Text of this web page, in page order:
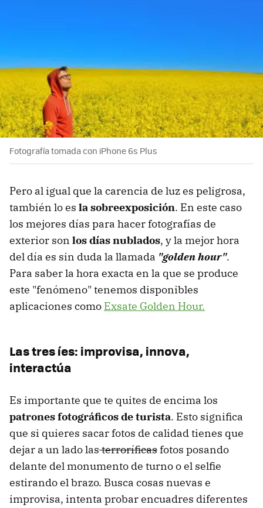
Fotografía tomada con iPhone 6s Plus
Pero al igual que la carencia de luz es peligrosa,
también lo es la sobreexposición. En este caso
los mejores días para hacer fotografías de
exterior son los días nublados, y la mejor hora
del día es sin duda la llamada "golden hour".
Para saber la hora exacta en la que se produce
este "fenómeno" tenemos disponibles
aplicaciones como Exsate Golden Hour.
Las tres íes: improvisa, innova,
interactúa
Es importante que te quites de encima los
patrones fotográficos de turista. Esto significa
que si quieres sacar fotos de calidad tienes que
dejar a un lado lasterroríficasfotos posando
delante del monumento de turno o el selfie
estirando el brazo. Busca cosas nuevas e
improvisa, intenta probar encuadres diferentes